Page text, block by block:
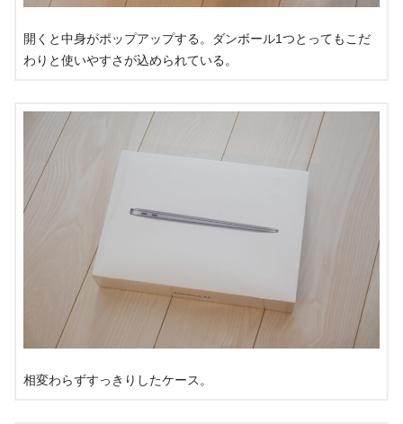
開くと中身がポップアップする。ダンボール1つとってもこだ
わりと使いやすさが込められている。
相変わらずすっきりしたケース。